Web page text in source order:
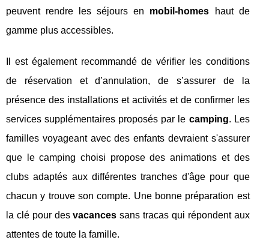
peuvent rendre les séjours en mobil-homes haut de
gamme plus accessibles.
Il est également recommandé de vérifier les conditions
de réservation et d’annulation, de s’assurer de la
présence des installations et activités et de confirmer les
services supplémentaires proposés par le camping. Les
familles voyageant avec des enfants devraient s'assurer
que le camping choisi propose des animations et des
clubs adaptés aux différentes tranches d'âge pour que
chacun y trouve son compte. Une bonne préparation est
la clé pour desvacances sans tracas qui répondent aux
attentes de toute la famille.